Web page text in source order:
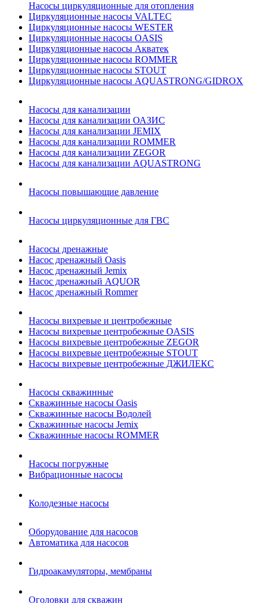
Насосы циркуляционные для отопления
Циркуляционные насосы VALTEC
Циркуляционные насосы WESTER
Циркуляционные насосы OASIS
Циркуляционные насосы Акватек
Циркуляционные насосы ROMMER
Циркуляционные насосы STOUT
Циркуляционные насосы AQUASTRONG/GIDROX
Насосы для канализации
Насосы для канализации ОАЗИС
Насосы для канализации JEMIX
Насосы для канализации ROMMER
Насосы для канализации ZEGOR
Насосы для канализации AQUASTRONG
Насосы повышающие давление
Насосы циркуляционные для ГВС
Насосы дренажные
Насос дренажный Oasis
Насос дренажный Jemix
Насос дренажный AQUOR
Насос дренажный Rommer
Насосы вихревые и центробежные
Насосы вихревые центробежные OASIS
Насосы вихревые центробежные ZEGOR
Насосы вихревые центробежные STOUT
Насосы вихревые центробежные ДЖИЛЕКС
Насосы скважинные
Скважинные насосы Oasis
Скважинные насосы Водолей
Скважинные насосы Jemix
Cкважинные насосы ROMMER
Насосы погружные
Вибрационные насосы
Колодезные насосы
Оборудование для насосов
Автоматика для насосов
Гидроакамуляторы, мембраны
Оголовки для скважин